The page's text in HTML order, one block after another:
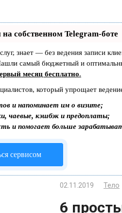
собственном Telegram-боте
знает — без ведения записи
самый бюджетный и
месяц бесплатно.
который упрощает
и напоминает им о визите;
чаевые, кэшбэк и предоплаты;
и помогает больше
сервисом
02.11.2019 Тело
6